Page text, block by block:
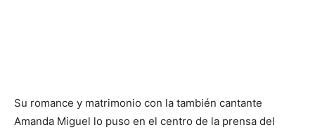
Su romance y matrimonio con la también cantante
Amanda Miguel lo puso en el centro de la prensa del